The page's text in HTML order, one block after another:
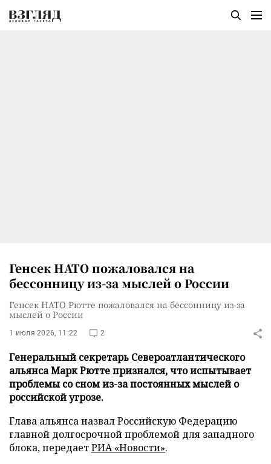
Генсек НАТО пожаловался на
бессонницу из-за мыслей о России
Генсек НАТО Рютте пожаловался на бессонницу из-за
мыслей о России
1 июля 2026, 11:22 2
Генеральный секретарь Североатлантического
альянса Марк Рютте признался, что испытывает
проблемы со сном из-за постоянных мыслей о
российской угрозе.
Глава альянса назвал Российскую Федерацию
главной долгосрочной проблемой для западного
блока, передаетРИА «Новости».